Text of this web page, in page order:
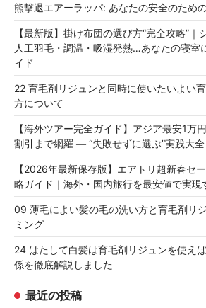
熊撃退エアーラッパ: あなたの安全のため
【最新版】掛け布団の選び方“完全攻略”｜
人工羽毛・調温・吸湿発熱…あなたの寝室
イド
22 育毛剤リジュンと同時に使いたいよい
方について
【海外ツアー完全ガイド】アジア最安1万
割引まで網羅 ― “失敗せずに選ぶ”実践大全
【2026年最新保存版】エアトリ超新春セ
略ガイド｜海外・国内旅行を最安値で実現
09 薄毛によい髪の毛の洗い方と育毛剤リ
ミング
24 はたして白髪は育毛剤リジュンを使え
係を徹底解説しました
最近の投稿